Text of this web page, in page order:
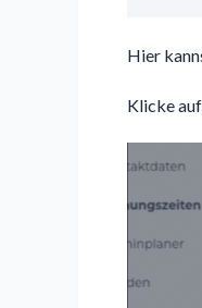
Hier
Klicke